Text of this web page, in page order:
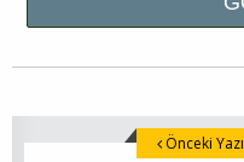
Önceki Yazı